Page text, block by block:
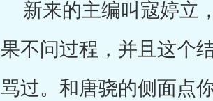
新来的主编叫寇婷立
果不问过程，并且这个
骂过。和唐骁的侧面点